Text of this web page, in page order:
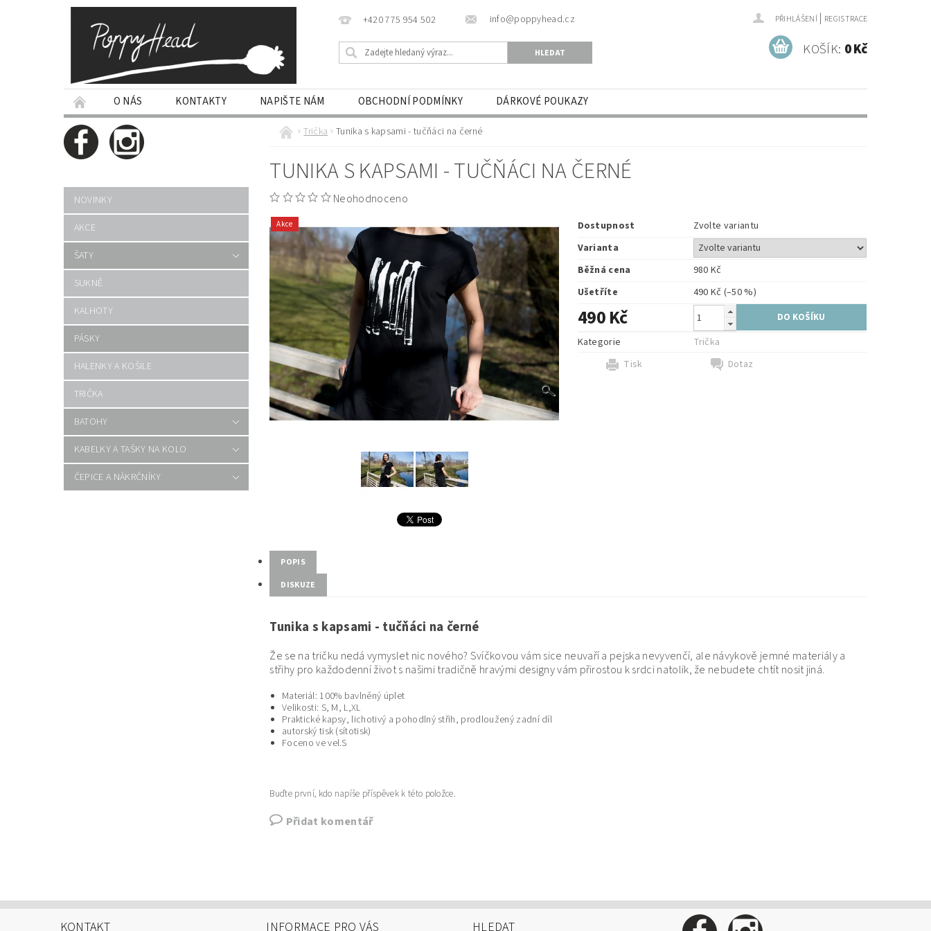
+420 775 954 502 info@poppyhead.cz PŘIHLÁŠENÍ | REGISTRACE
KOŠÍK: 0 Kč
O NÁS KONTAKTY NAPIŠTE NÁM OBCHODNÍ PODMÍNKY DÁRKOVÉ POUKAZY
NOVINKY
AKCE
ŠATY
SUKNĚ
KALHOTY
PÁSKY
HALENKY A KOŠILE
TRIČKA
BATOHY
KABELKY A TAŠKY NA KOLO
ČEPICE A NÁKRČNÍKY
Trička Tunika s kapsami - tučňáci na černé
TUNIKA S KAPSAMI - TUČŇÁCI NA ČERNÉ
Neohodnoceno
Akce Dostupnost
Zvolte variantu
Varianta
Běžná cena
980 Kč
Ušetříte
490 Kč (–50 %)
490 Kč
Kategorie
Trička
Tisk
Dotaz
POPIS
DISKUZE
Tunika s kapsami - tučňáci na černé
Že se na tričku nedá vymyslet nic nového? Svíčkovou vám sice neuvaří a pejska nevyvenčí, ale návykově jemné materiály a
střihy pro každodenní život s našimi tradičně hravými designy vám přirostou k srdci natolik, že nebudete chtít nosit jiná.
Materiál: 100% bavlněný úplet
Velikosti: S, M, L,XL
Praktické kapsy, lichotivý a pohodlný střih, prodloužený zadní díl
autorský tisk (sítotisk)
Foceno ve vel.S
Buďte první, kdo napíše příspěvek k této položce.
Přidat komentář
KONTAKT INFORMACE PRO VÁS HLEDAT